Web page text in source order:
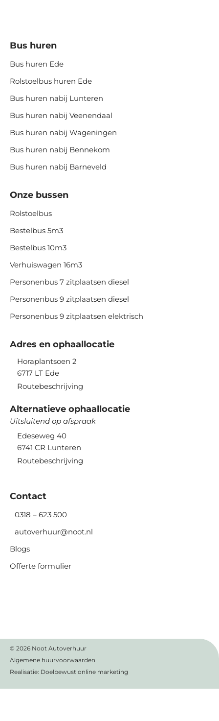
Bus huren
Bus huren Ede
Rolstoelbus huren Ede
Bus huren nabij Lunteren
Bus huren nabij Veenendaal
Bus huren nabij Wageningen
Bus huren nabij Bennekom
Bus huren nabij Barneveld
Onze bussen
Rolstoelbus
Bestelbus 5m3
Bestelbus 10m3
Verhuiswagen 16m3
Personenbus 7 zitplaatsen diesel
Personenbus 9 zitplaatsen diesel
Personenbus 9 zitplaatsen elektrisch
Adres en ophaallocatie
Horaplantsoen 2
6717 LT Ede
Routebeschrijving
Alternatieve ophaallocatie
Uitsluitend op afspraak
Edeseweg 40
6741 CR Lunteren
Routebeschrijving
Contact
0318 – 623 500
autoverhuur@noot.nl
Blogs
Offerte formulier
© 2026 Noot Autoverhuur
Algemene huurvoorwaarden
Realisatie: Doelbewust online marketing